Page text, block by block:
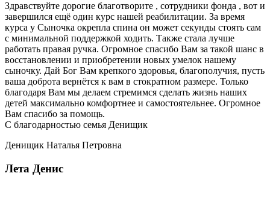
Здравствуйте дорогие благотворите , сотрудники фонда , вот и
завершился ещё один курс нашей реабилитации. За время
курса у Сыночка окрепла спина он может секунды стоять сам
с минимальной поддержкой ходить. Также стала лучше
работать правая ручка. Огромное спасибо Вам за такой шанс в
восстановлении и приобретении новых умелок нашему
сыночку. Дай Бог Вам крепкого здоровья, благополучия, пусть
ваша доброта вернётся к вам в стократном размере. Только
благодаря Вам мы делаем стремимся сделать жизнь наших
детей максимально комфортнее и самостоятельнее. Огромное
Вам спасибо за помощь.
С благодарностью семья Денищик
Денищик Наталья Петровна
Лета Денис